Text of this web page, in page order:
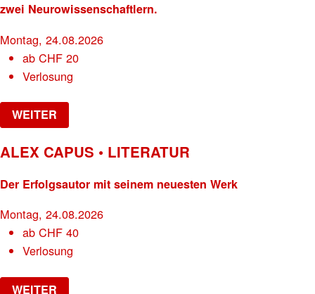
zwei Neurowissenschaftlern.
Montag, 24.08.2026
abCHF 20
Verlosung
WEITER
ALEX CAPUS • LITERATUR
Der Erfolgsautor mit seinem neuesten Werk
Montag, 24.08.2026
abCHF 40
Verlosung
WEITER